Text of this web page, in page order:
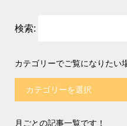
検索:
カテゴリーでご覧になりたい
月ごとの記事一覧です！